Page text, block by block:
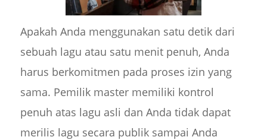
Apakah Anda menggunakan satu detik dari
sebuah lagu atau satu menit penuh, Anda
harus berkomitmen pada proses izin yang
sama. Pemilik master memiliki kontrol
penuh atas lagu asli dan Anda tidak dapat
merilis lagu secara publik sampai Anda